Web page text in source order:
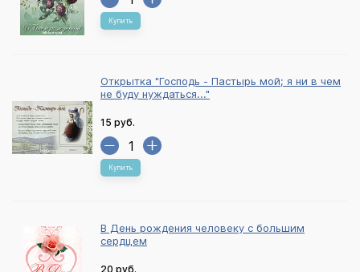
Купить
Открытка "Господь - Пастырь мой; я ни в чем
не буду нуждаться..."
15 руб.
Купить
В День рождения человеку с большим
сердцем
20 руб.